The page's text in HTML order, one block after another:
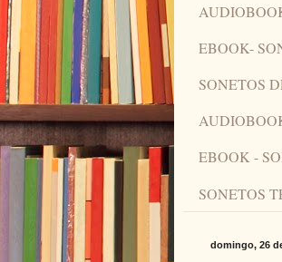
EBOOK-
SONETOS
EBOOK -
SONETOS
domingo, 26